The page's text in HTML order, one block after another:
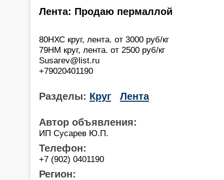
Лента: Продаю пермаллой
80НХС круг, лента. от 3000 руб/кг
79НМ круг, лента. от 2500 руб/кг
Susarev@list.ru
+79020401190
Разделы: Круг Лента
Автор объявления:
ИП Сусарев Ю.П.
Телефон:
+7 (902) 0401190
Регион: